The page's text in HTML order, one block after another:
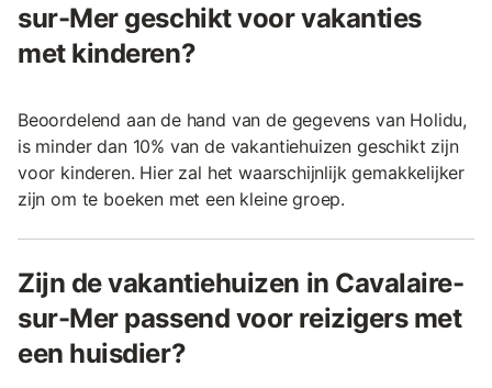
sur-Mer geschikt voor vakanties
met kinderen?
Beoordelend aan de hand van de gegevens van Holidu,
is minder dan 10% van de vakantiehuizen geschikt zijn
voor kinderen. Hier zal het waarschijnlijk gemakkelijker
zijn om te boeken met een kleine groep.
Zijn de vakantiehuizen in Cavalaire-
sur-Mer passend voor reizigers met
een huisdier?